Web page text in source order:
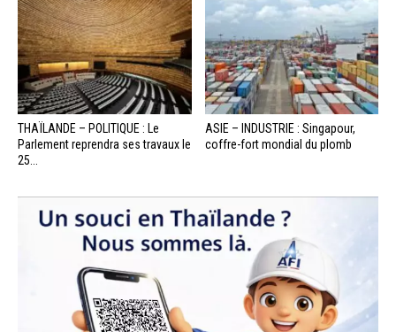
THAÏLANDE – POLITIQUE : Le
Parlement reprendra ses travaux le
25...
ASIE – INDUSTRIE : Singapour,
coffre-fort mondial du plomb